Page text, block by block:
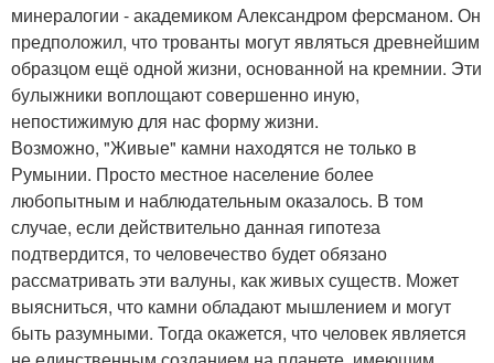
минералогии - академиком Александром ферсманом. Он
предположил, что трованты могут являться древнейшим
образцом ещё одной жизни, основанной на кремнии. Эти
булыжники воплощают совершенно иную,
непостижимую для нас форму жизни.
Возможно, "Живые" камни находятся не только в
Румынии. Просто местное население более
любопытным и наблюдательным оказалось. В том
случае, если действительно данная гипотеза
подтвердится, то человечество будет обязано
рассматривать эти валуны, как живых существ. Может
выясниться, что камни обладают мышлением и могут
быть разумными. Тогда окажется, что человек является